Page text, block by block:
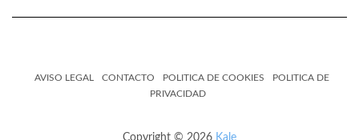
AVISO LEGAL CONTACTO POLITICA DE COOKIES
POLITICA DE
PRIVACIDAD
Copyright © 2026 Kale